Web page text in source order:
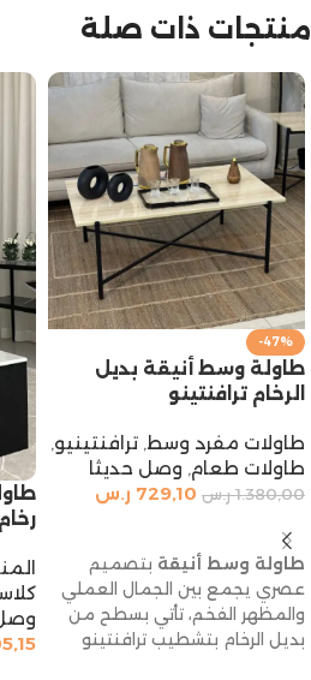
منتجات ذات صلة
-47%
طاولة وسط أنيقة بديل
الرخام ترافنتينو
طاولات مفرد وسط, ترافنتينيو,
طاولات طعام, وصل حديثا
1.380,00 ر.س 729,10 ر.س
إضافة إلى السلة
طاولة وسط أنيقة بتصميم
عصري يجمع بين الجمال العملي
والمظهر الفخم، تأتي بسطح من
بديل الرخام بتشطيب ترافنتينو
رخام